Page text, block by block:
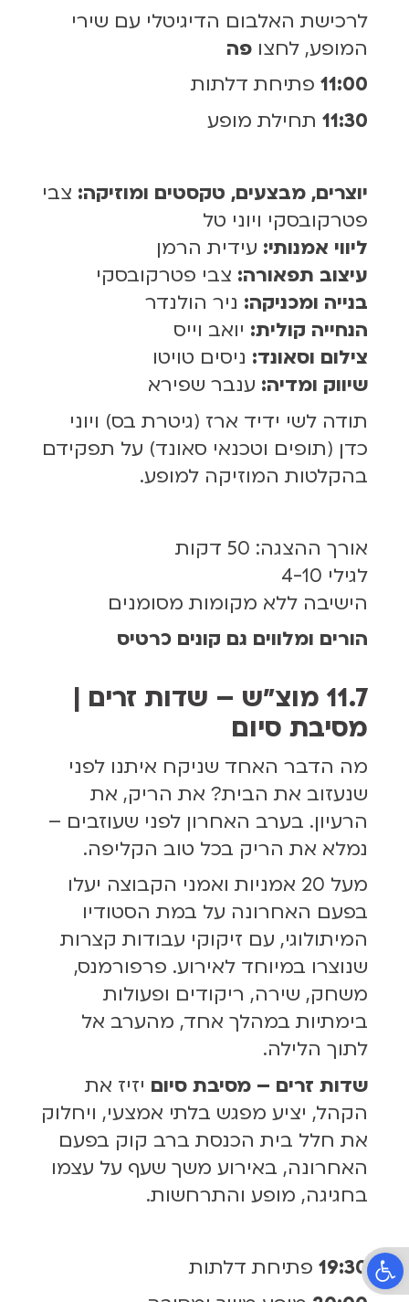
לרכישת האלבום הדיגיטלי עם שירי
המופע, לחצו פה
11:00 פתיחת דלתות
11:30 תחילת מופע
יוצרים, מבצעים, טקסטים ומוזיקה: צבי
פטרקובסקי ויוני טל
ליווי אמנותי: עידית הרמן
עיצוב תפאורה: צבי פטרקובסקי
בנייה ומכניקה: ניר הולנדר
הנחייה קולית: יואב וייס
צילום וסאונד: ניסים טויטו
שיווק ומדיה: ענבר שפירא
תודה לשי ידיד ארז (גיטרת בס) ויוני
כדן (תופים וטכנאי סאונד) על תפקידם
בהקלטות המוזיקה למופע.
אורך ההצגה: 50 דקות
לגילי 4-10
הישיבה ללא מקומות מסומנים
הורים ומלווים גם קונים כרטיס
11.7 מוצ״ש – שדות זרים |
מסיבת סיום
מה הדבר האחד שניקח איתנו לפני
שנעזוב את הבית? את הריק, את
הרעיון. בערב האחרון לפני שעוזבים –
נמלא את הריק בכל טוב הקליפה.
מעל 20 אמניות ואמני הקבוצה יעלו
בפעם האחרונה על במת הסטודיו
המיתולוגי, עם זיקוקי עבודות קצרות
שנוצרו במיוחד לאירוע. פרפורמנס,
משחק, שירה, ריקודים ופעולות
בימתיות במהלך אחד, מהערב אל
לתוך הלילה.
שדות זרים – מסיבת סיום יזיז את
הקהל, יציע מפגש בלתי אמצעי, ויחלוק
את חלל בית הכנסת ברב קוק בפעם
האחרונה, באירוע משך שעף על עצמו
בחגיגה, מופע והתרחשות.
19:30 פתיחת דלתות
פתח סרגל נגישות